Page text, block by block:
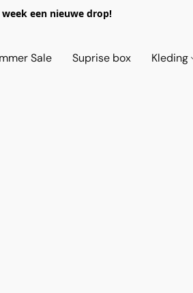
een nieuwe drop!
Sale Suprise box Kleding